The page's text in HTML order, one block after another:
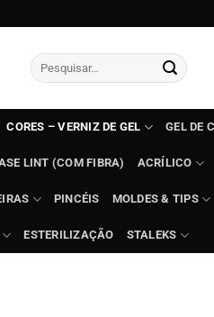
Pesquisar
por:
CORES – VERNIZ DE GEL GEL DE
LINT (COM FIBRA) ACRÍLICO
PINCÉIS MOLDES & TIPS
ESTERILIZAÇÃO STALEKS